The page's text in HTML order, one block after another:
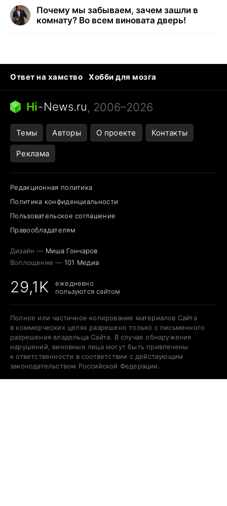
Почему мы забываем, зачем зашли в
комнату? Во всем виновата дверь!
Ответ на хамство
Хобби для мозга
Бензин 100 и 95
Тунцы в океанариуме
Следующая пандемия
Hi-News.ru, 2006–2026
Темы Авторы О проекте Контакты
Реклама
Редакционная политика
Политика конфиденциальности
Пользовательское соглашение
Правообладателям
Дизайн — Миша Гончаров
Воплощение — 101 Медиа
29,1K
ежедневно
пользуются сайтом
Полное или частичное копирование материалов Сайта
в коммерческих целях разрешено только с письменного
разрешения владельца Сайта. В случае обнаружения
нарушений, виновные лица могут быть привлечены
к ответственности в соответствии с действующим
законодательством Российской Федерации.